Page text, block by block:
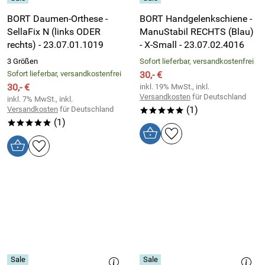
BORT Daumen-Orthese -
SellaFix N (links ODER
rechts) - 23.07.01.1019
3 Größen
Sofort lieferbar, versandkostenfrei
30,- €
inkl. 7% MwSt., inkl.
Versandkosten für Deutschland
***** (1)
BORT Handgelenkschiene -
ManuStabil RECHTS (Blau)
- X-Small - 23.07.02.4016
Sofort lieferbar, versandkostenfrei
30,- €
inkl. 19% MwSt., inkl.
Versandkosten für Deutschland
***** (1)